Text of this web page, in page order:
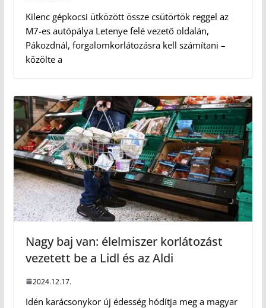
Kilenc gépkocsi ütközött össze csütörtök reggel az
M7-es autópálya Letenye felé vezető oldalán,
Pákozdnál, forgalomkorlátozásra kell számítani –
közölte a
Nagy baj van: élelmiszer korlátozást
vezetett be a Lidl és az Aldi
2024.12.17.
Idén karácsonykor új édesség hódítja meg a magyar